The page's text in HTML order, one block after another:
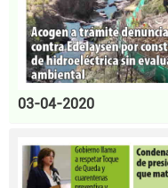
03-04-2020